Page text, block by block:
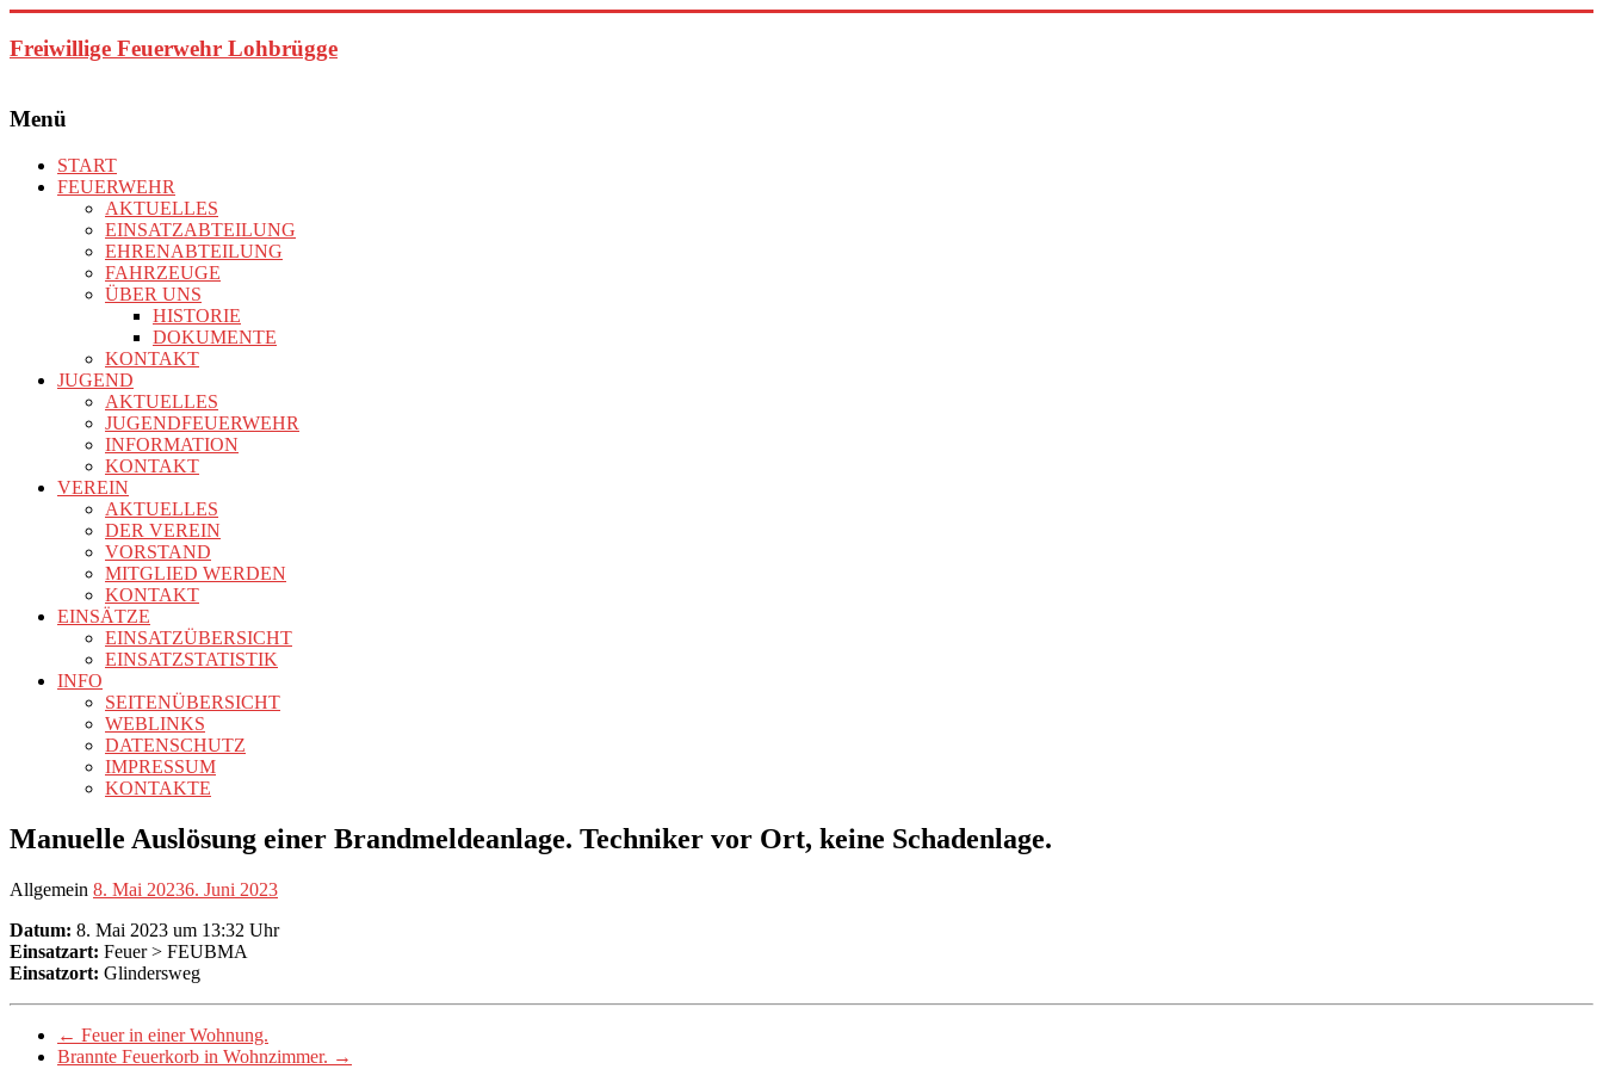
Inhalt
springen
Freiwillige Feuerwehr Lohbrügge
Menü
START
FEUERWEHR
AKTUELLES
EINSATZABTEILUNG
EHRENABTEILUNG
FAHRZEUGE
ÜBER UNS
HISTORIE
DOKUMENTE
KONTAKT
JUGEND
AKTUELLES
JUGENDFEUERWEHR
INFORMATION
KONTAKT
VEREIN
AKTUELLES
DER VEREIN
VORSTAND
MITGLIED WERDEN
KONTAKT
EINSÄTZE
EINSATZÜBERSICHT
EINSATZSTATISTIK
INFO
SEITENÜBERSICHT
WEBLINKS
DATENSCHUTZ
IMPRESSUM
KONTAKTE
Manuelle Auslösung einer Brandmeldeanlage. Techniker vor Ort, keine Schadenlage.
Allgemein 8. Mai 20236. Juni 2023
Datum: 8. Mai 2023 um 13:32 Uhr
Einsatzart: Feuer > FEUBMA
Einsatzort: Glindersweg
← Feuer in einer Wohnung.
Brannte Feuerkorb in Wohnzimmer. →